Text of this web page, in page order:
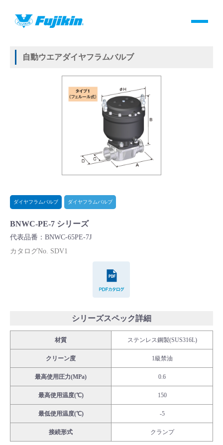
製品情報
バルブ・継手・システムを探す
製品カタログダウンロード
よくあるご質問(FAQ)・用語集
Cv値・流量計算ツール
バルブと継手のきほん
説明会・講習会
ログイン
会社情報
Corporate Blog
HOME 製品情報
自動ウエアダイヤフラムバルブ
ダイヤフラムバルブ ダイヤフラムバルブ
BNWC-PE-7 シリーズ
代表品番：BNWC-65PE-7J
カタログNo. SDV1
シリーズスペック詳細
材質 ステンレス鋼製(SUS316L)
クリーン度 1級禁油
最高使用圧力(MPa) 0.6
最高使用温度(℃) 150
最低使用温度(℃) -5
接続形式 クランプ